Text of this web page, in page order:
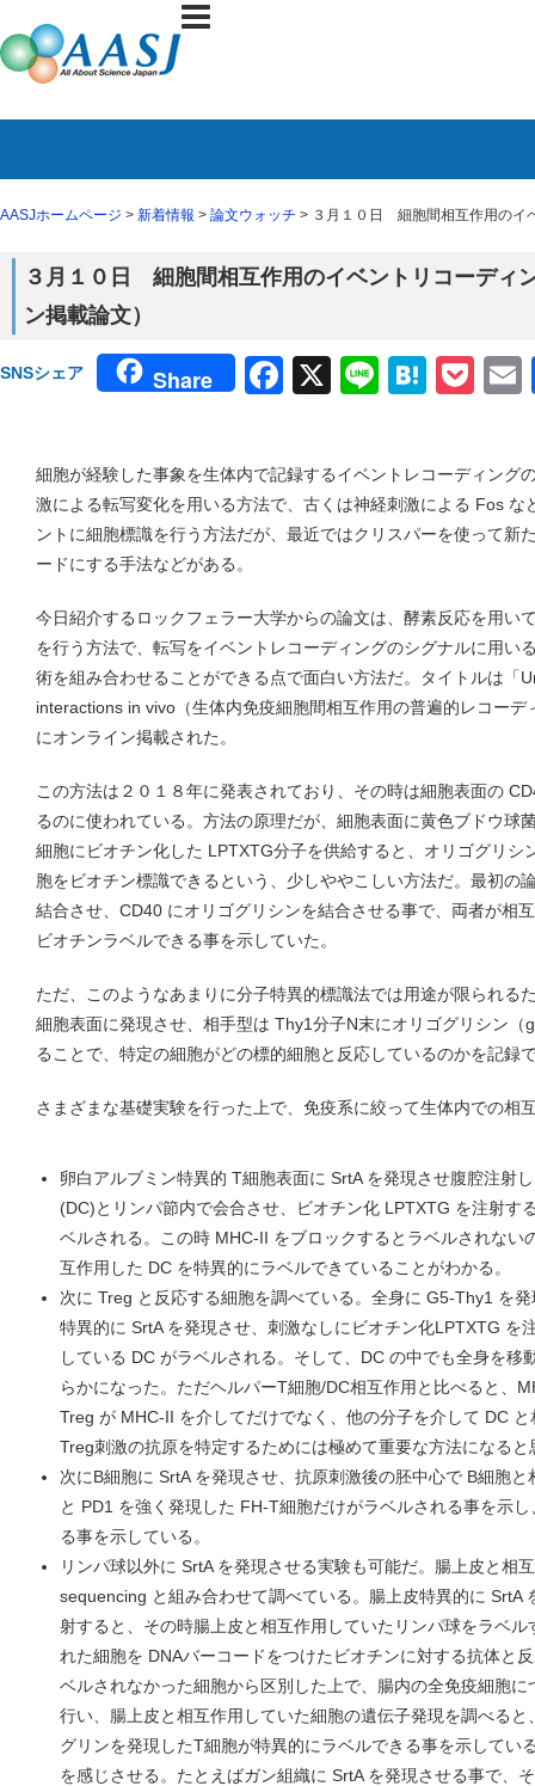
AASJホームページ > 新着情報 > 論文ウォッチ > ３月１０日 細胞間相互作用のイ
３月１０日 細胞間相互作用のイベントリコーディ
ン掲載論文）
SNSシェア Share Facebook
X Line
細胞が経験した事象を生体内で記録するイベントレコーディング
激による転写変化を用いる方法で、古くは神経刺激による Fos な
ントに細胞標識を行う方法だが、最近ではクリスパーを使って新
ードにする手法などがある。
今日紹介するロックフェラー大学からの論文は、酵素反応を用い
を行う方法で、転写をイベントレコーディングのシグナルに用い
術を組み合わせることができる点で面白い方法だ。タイトルは「
interactions in vivo（生体内免疫細胞間相互作用の普遍的レコー
にオンライン掲載された。
この方法は２０１８年に発表されており、その時は細胞表面の
るのに使われている。方法の原理だが、細胞表面に黄色ブドウ球
細胞にビオチン化した LPTXTG分子を供給すると、オリゴグリシ
胞をビオチン標識できるという、少しややこしい方法だ。最初の
結合させ、CD40 にオリゴグリシンを結合させる事で、両者が相
ビオチンラベルできる事を示していた。
ただ、このようなあまりに分子特異的標識法では用途が限られる
細胞表面に発現させ、相手型は Thy1分子N末にオリゴグリシン（
ることで、特定の細胞がどの標的細胞と反応しているのかを記録
さまざまな基礎実験を行った上で、免疫系に絞って生体内での相
卵白アルブミン特異的 T細胞表面に SrtA を発現させ腹腔注射
(DC)とリンパ節内で会合させ、ビオチン化 LPTXTG を注射す
ベルされる。この時 MHC-II をブロックするとラベルされない
互作用した DC を特異的にラベルできていることがわかる。
次に Treg と反応する細胞を調べている。全身に G5-Thy1 を
特異的に SrtA を発現させ、刺激なしにビオチン化LPTXTG を
している DC がラベルされる。そして、DC の中でも全身を移
らかになった。ただヘルパーT細胞/DC相互作用と比べると、
Treg が MHC-II を介してだけでなく、他の分子を介して DC
Treg刺激の抗原を特定するためには極めて重要な方法になると
次にB細胞に SrtA を発現させ、抗原刺激後の胚中心で B細胞
と PD1 を強く発現した FH-T細胞だけがラベルされる事を示
る事を示している。
リンパ球以外に SrtA を発現させる実験も可能だ。腸上皮と相
sequencing と組み合わせて調べている。腸上皮特異的に SrtA
射すると、その時腸上皮と相互作用していたリンパ球をラベ
れた細胞を DNAバーコードをつけたビオチンに対する抗体と
ベルされなかった細胞から区別した上で、腸内の全免疫細胞
行い、腸上皮と相互作用していた細胞の遺伝子発現を調べる
グリンを発現したT細胞が特異的にラベルできる事を示してい
を感じさせる。たとえばガン組織に SrtA を発現させる事で、